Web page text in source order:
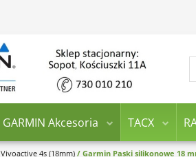
GARMIN Akcesoria TACX
Vivoactive 4s (18mm) / Garmin Paski silikonowe 18